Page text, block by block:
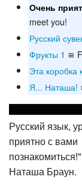
Очень
meet you!
Русский
Фрукты 1 ≅
Эта коробка
Я... Наташа!
Русский язык,
приятно с вами
Наташа Браун.